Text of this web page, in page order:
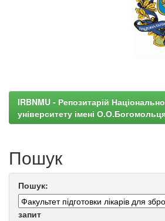
IRBNMU - Репозитарій
університету імені
Пошук
Пошук:
запит